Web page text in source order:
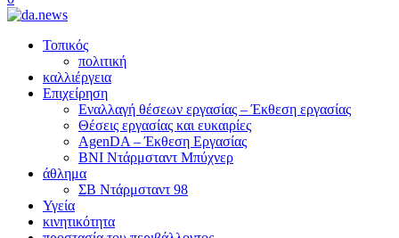
Τοπικός
πολιτική
καλλιέργεια
Επιχείρηση
Εναλλαγή θέσεων εργασίας – Έκθεση εργασίας
Θέσεις εργασίας και ευκαιρίες
AgenDA – Έκθεση Εργασίας
BNI Ντάρμσταντ Μπύχνερ
άθλημα
ΣΒ Ντάρμσταντ 98
Υγεία
κινητικότητα